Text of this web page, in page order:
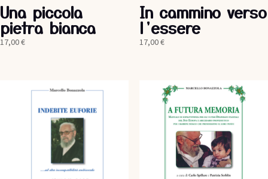
Una piccola
pietra bianca
17,00€
In cammino verso
l’essere
17,00€